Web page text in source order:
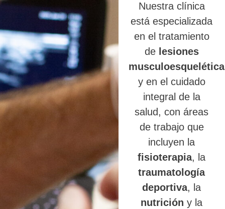
Nuestra clínica
está especializada
en el tratamiento
de lesiones
y en el cuidado
integral de la
salud, con áreas
de trabajo que
incluyen la
fisioterapia, la
traumatología
deportiva, la
nutrición y la